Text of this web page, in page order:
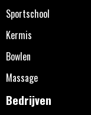
Sportschool
Kermis
Bowlen
Massage
Bedrijven